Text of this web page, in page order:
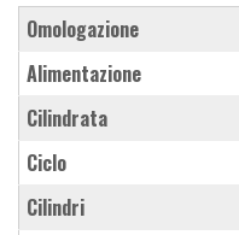
Omologazione
Alimentazione
Cilindrata
Ciclo
Cilindri